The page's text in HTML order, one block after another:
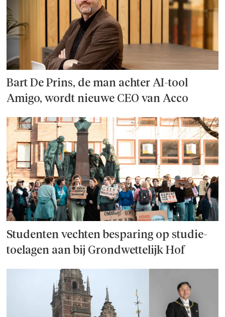
Bart De Prins, de man achter AI-tool
Amigo, wordt nieuwe CEO van Acco
Studenten vechten besparing op studie­
toelagen aan bij Grondwettelijk Hof